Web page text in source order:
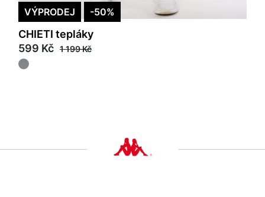
VÝPRODEJ -50%
CHIETI tepláky
599 Kč 1 199 Kč